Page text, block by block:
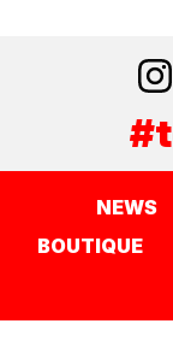
NEWS
BOUTIQUE